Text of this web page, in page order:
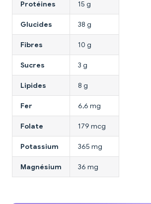
Protéines 15 g
Glucides 38 g
Fibres 10 g
Sucres 3 g
Lipides 8 g
Fer 6,6 mg
Folate 179 mcg
Potassium 365 mg
Magnésium 36 mg